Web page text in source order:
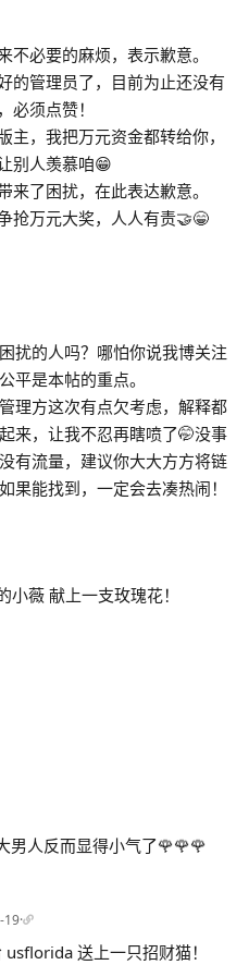
必要的麻烦，表示歉意。
的管理员了，目前为止还没有
必须点赞！
，我把万元资金都转给你，
别人羡慕咱😁
了困扰，在此表达歉意。
抢万元大奖，人人有责🤝😁
扰的人吗？哪怕你说我博关注
平是本帖的重点。
理方这次有点欠考虑，解释都
来，让我不忍再瞎喷了🤭没事
有流量，建议你大大方方将链
果能找到，一定会去凑热闹！
薇 献上一支玫瑰花！
男人反而显得小气了🌹🌹🌹
19·
送上一只招财猫！